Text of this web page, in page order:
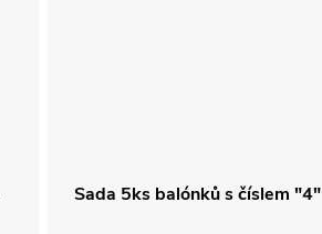
Sada 5ks balónků s číslem "4"